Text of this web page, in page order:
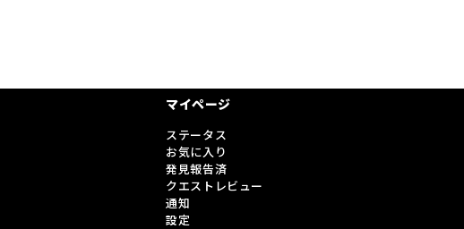
マイページ
ステータス
お気に入り
発見報告済
クエストレビュー
通知
設定